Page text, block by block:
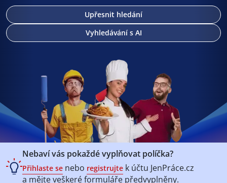
Upřesnit hledání
Vyhledávání s AI
Nebaví vás pokaždé vyplňovat políčka?
Přihlaste se nebo registrujte k účtu JenPráce.cz
a mějte veškeréformuláře předvyplněny.